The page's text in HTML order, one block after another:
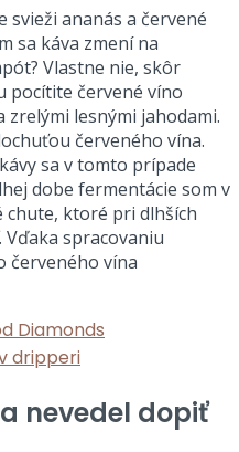
svieži ananás a červené
sa káva zmení na
Vlastne nie, skôr
pocítite červené víno
lesnými jahodami.
červeného vína.
sa v tomto prípade
dobe fermentácie som v
chute, ktoré pri dlhších
spracovaniu
červeného vína
nevedel dopiť